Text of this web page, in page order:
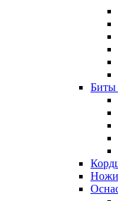
Биты
Ножи